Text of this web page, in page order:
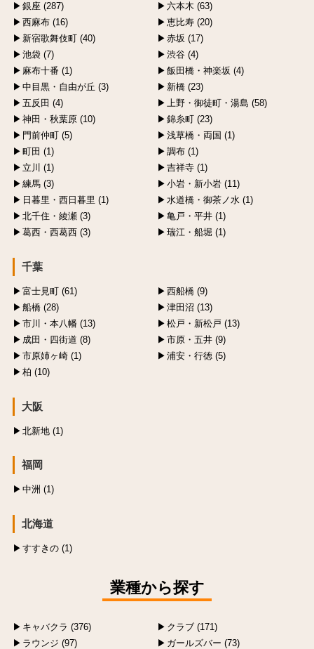
銀座 (287)
六本木 (63)
西麻布 (16)
恵比寿 (20)
新宿歌舞伎町 (40)
赤坂 (17)
池袋 (7)
渋谷 (4)
麻布十番 (1)
飯田橋・神楽坂 (4)
中目黒・自由が丘 (3)
新橋 (23)
五反田 (4)
上野・御徒町・湯島 (58)
神田・秋葉原 (10)
錦糸町 (23)
門前仲町 (5)
浅草橋・両国 (1)
町田 (1)
調布 (1)
立川 (1)
吉祥寺 (1)
練馬 (3)
小岩・新小岩 (11)
日暮里・西日暮里 (1)
水道橋・御茶ノ水 (1)
北千住・綾瀬 (3)
亀戸・平井 (1)
葛西・西葛西 (3)
瑞江・船堀 (1)
千葉
富士見町 (61)
西船橋 (9)
船橋 (28)
津田沼 (13)
市川・本八幡 (13)
松戸・新松戸 (13)
成田・四街道 (8)
市原・五井 (9)
市原姉ヶ崎 (1)
浦安・行徳 (5)
柏 (10)
大阪
北新地 (1)
福岡
中洲 (1)
北海道
すすきの (1)
業種から探す
キャバクラ (376)
クラブ (171)
ラウンジ (97)
ガールズバー (73)